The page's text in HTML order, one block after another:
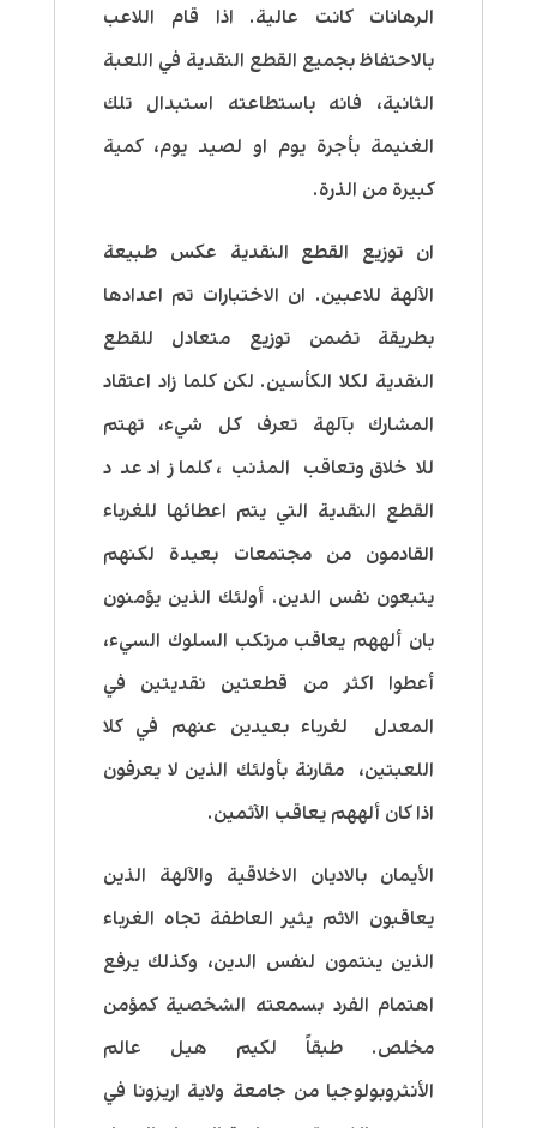
الرهانات كانت عالية. اذا قام اللاعب
بالاحتفاظ بجميع القطع النقدية في اللعبة
الثانية، فانه باستطاعته استبدال تلك
الغنيمة بأجرة يوم او لصيد يوم، كمية
كبيرة من الذرة.
ان توزيع القطع النقدية عكس طبيعة
الآلهة للاعبين. ان الاختبارات تم اعدادها
بطريقة تضمن توزيع متعادل للقطع
النقدية لكلا الكأسين. لكن كلما زاد اعتقاد
المشارك بآلهة تعرف كل شيء، تهتم
للاخلاق وتعاقب المذنب، كلما زاد عدد
القطع النقدية التي يتم اعطائها للغرباء
القادمون من مجتمعات بعيدة لكنهم
يتبعون نفس الدين. أولئك الذين يؤمنون
بان ألههم يعاقب مرتكب السلوك السيء،
أعطوا اكثر من قطعتين نقديتين في
المعدل لغرباء بعيدين عنهم في كلا
اللعبتين، مقارنة بأولئك الذين لا يعرفون
اذا كان ألههم يعاقب الآثمين.
الأيمان بالاديان الاخلاقية والآلهة الذين
يعاقبون الاثم يثير العاطفة تجاه الغرباء
الذين ينتمون لنفس الدين، وكذلك يرفع
اهتمام الفرد بسمعته الشخصية كمؤمن
مخلص. طبقاً لكيم هيل عالم
الأنثروبولوجيا من جامعة ولاية اريزونا في